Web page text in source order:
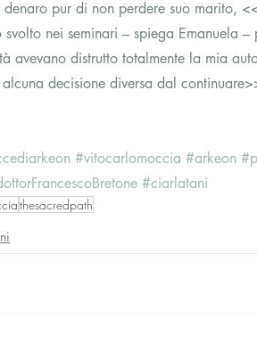
denaro pur di non perdere suo marito,
nei seminari – spiega Emanuela
avevano distrutto totalmente la mia
decisione diversa dal
#vitocarlomoccia #arkeon
#ciarlatani
thesacredpath